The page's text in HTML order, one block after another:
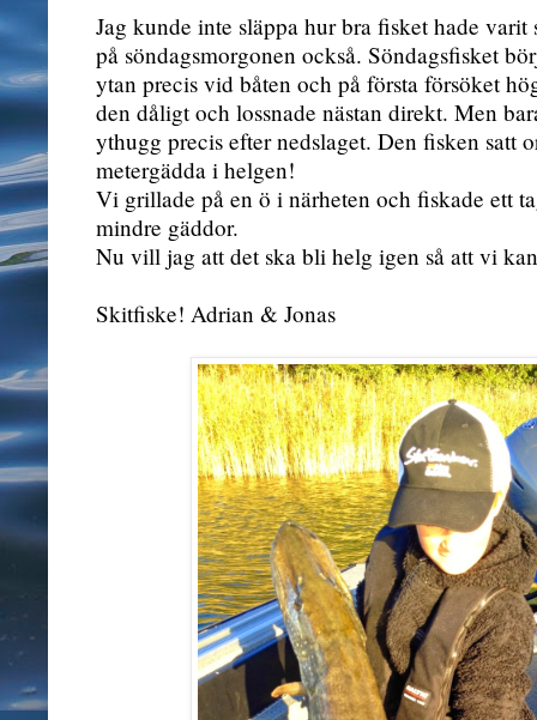
Jag kunde inte släppa hur bra fisket hade
på söndagsmorgonen också. Söndagsfisket
ytan precis vid båten och på första försöket
den dåligt och lossnade nästan direkt. Men
ythugg precis efter nedslaget. Den fisken satt
metergädda i helgen!
Vi grillade på en ö i närheten och fiskade ett
mindre gäddor.
Nu vill jag att det ska bli helg igen så att vi
Skitfiske! Adrian & Jonas